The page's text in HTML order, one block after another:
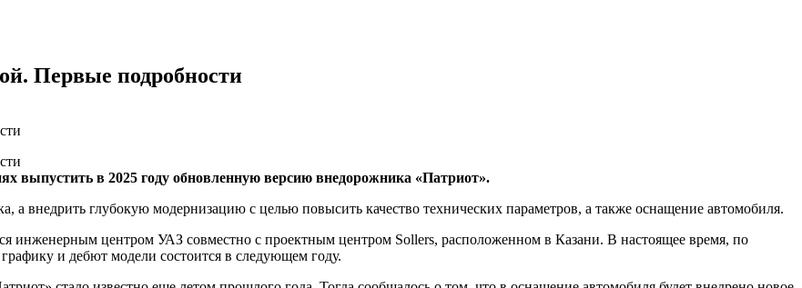
Первые подробности
выпустить в 2025 году обновленную версию внедорожника «Патриот».
а внедрить глубокую модернизацию с целью повысить качество технических параметров, а также оснащение автомобиля.
инженерным центром УАЗ совместно с проектным центром Sollers, расположенном в Казани. В настоящее время, по
и дебют модели состоится в следующем году.